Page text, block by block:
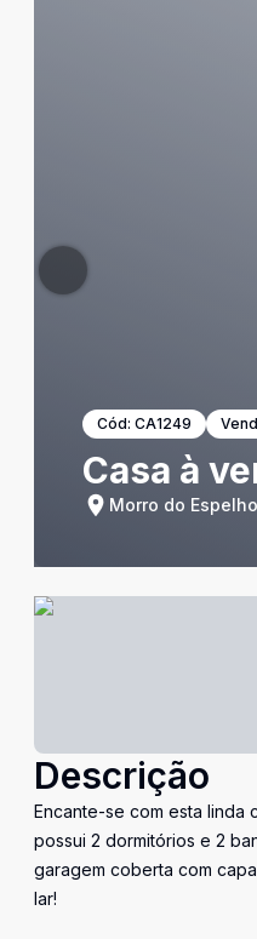
Cód: CA1249
Casa à
Morro do
Descrição
Encante-se com esta linda
possui 2 dormitórios e 2
garagem coberta com
lar!